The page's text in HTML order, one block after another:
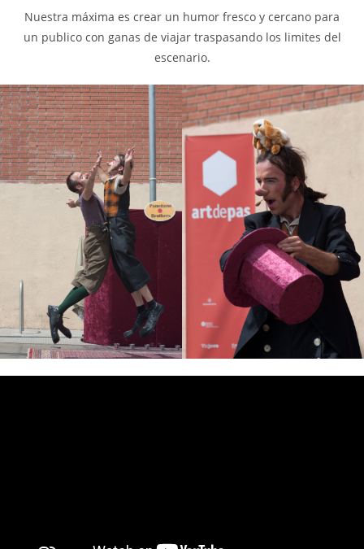
Nuestra máxima es crear un humor fresco y cercano para
un publico con ganas de viajar traspasando los limites del
escenario.